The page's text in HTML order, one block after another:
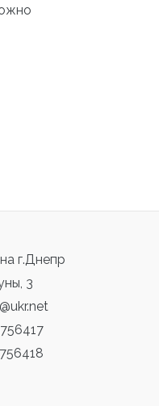
г.Днепр
3